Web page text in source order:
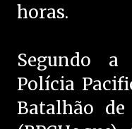
horas.
Segundo a
Polícia
Batalhão